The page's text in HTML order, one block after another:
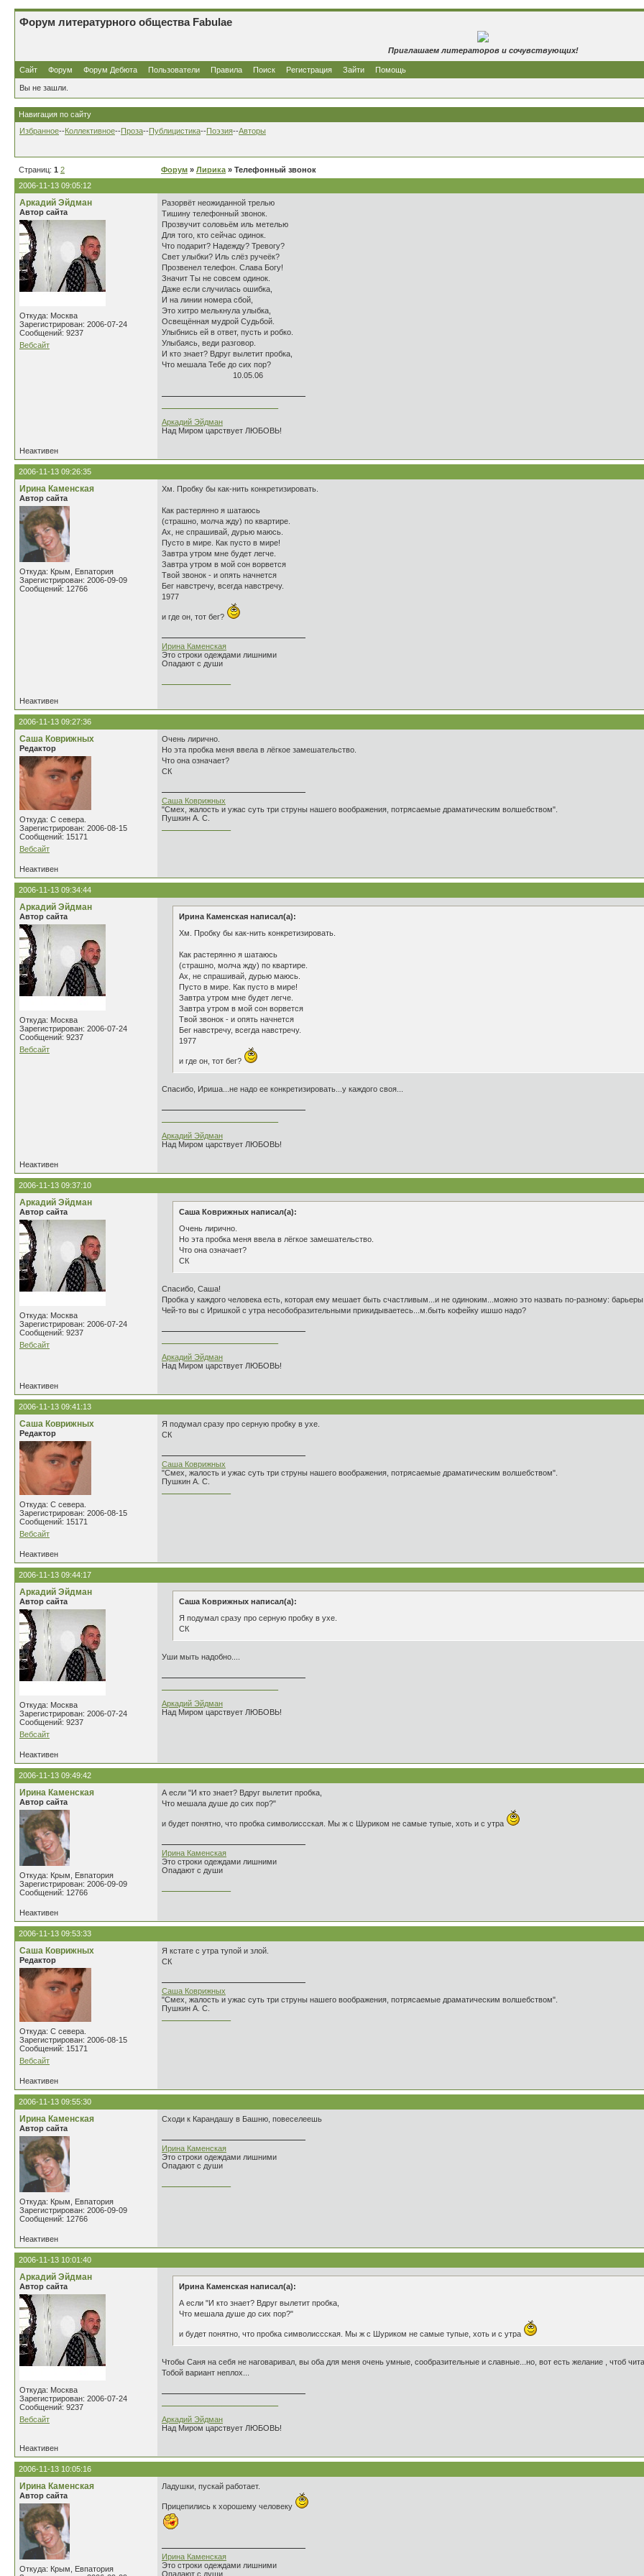
Форум литературного общества Fabulae
Приглашаем литераторов и сочувствующих!
Сайт Форум Форум Дебюта Пользователи Правила Поиск Регистрация Зайти Помощь
Вы не зашли.
Навигация по сайту
Избранное--Коллективное--Проза--Публицистика--Поэзия--Авторы
Страниц: 1 2 Форум » Лирика » Телефонный звонок
2006-11-13 09:05:12
Аркадий Эйдман
Автор сайта
Откуда: Москва
Зарегистрирован: 2006-07-24
Сообщений: 9237
Вебсайт
Разорвёт неожиданной трелью
Тишину телефонный звонок.
Прозвучит соловьём иль метелью
Для того, кто сейчас одинок.
Что подарит? Надежду? Тревогу?
Свет улыбки? Иль слёз ручеёк?
Прозвенел телефон. Слава Богу!
Значит Ты не совсем одинок.
Даже если случилась ошибка,
И на линии номера сбой,
Это хитро мелькнула улыбка,
Освещённая мудрой Судьбой.
Улыбнись ей в ответ, пусть и робко.
Улыбаясь, веди разговор.
И кто знает? Вдруг вылетит пробка,
Что мешала Тебе до сих пор?
10.05.06
Аркадий Эйдман
Над Миром царствует ЛЮБОВЬ!
Неактивен
2006-11-13 09:26:35
Ирина Каменская
Автор сайта
Откуда: Крым, Евпатория
Зарегистрирован: 2006-09-09
Сообщений: 12766
Хм. Пробку бы как-нить конкретизировать.
Как растерянно я шатаюсь
(страшно, молча жду) по квартире.
Ах, не спрашивай, дурью маюсь.
Пусто в мире. Как пусто в мире!
Завтра утром мне будет легче.
Завтра утром в мой сон ворвется
Твой звонок - и опять начнется
Бег навстречу, всегда навстречу.
1977
и где он, тот бег?
Ирина Каменская
Это строки одеждами лишними
Опадают с души
Неактивен
2006-11-13 09:27:36
Саша Коврижных
Редактор
Откуда: С севера.
Зарегистрирован: 2006-08-15
Сообщений: 15171
Вебсайт
Очень лирично.
Но эта пробка меня ввела в лёгкое замешательство.
Что она означает?
СК
Саша Коврижных
"Смех, жалость и ужас суть три струны нашего воображения, потрясаемые драматическим волшебством".
Пушкин А. С.
Неактивен
2006-11-13 09:34:44
Аркадий Эйдман
Автор сайта
Откуда: Москва
Зарегистрирован: 2006-07-24
Сообщений: 9237
Вебсайт
Ирина Каменская написал(а):
Хм. Пробку бы как-нить конкретизировать.
Как растерянно я шатаюсь
(страшно, молча жду) по квартире.
Ах, не спрашивай, дурью маюсь.
Пусто в мире. Как пусто в мире!
Завтра утром мне будет легче.
Завтра утром в мой сон ворвется
Твой звонок - и опять начнется
Бег навстречу, всегда навстречу.
1977
и где он, тот бег?
Спасибо, Ириша...не надо ее конкретизировать...у каждого своя...
Аркадий Эйдман
Над Миром царствует ЛЮБОВЬ!
Неактивен
2006-11-13 09:37:10
Аркадий Эйдман
Автор сайта
Откуда: Москва
Зарегистрирован: 2006-07-24
Сообщений: 9237
Вебсайт
Саша Коврижных написал(а):
Очень лирично.
Но эта пробка меня ввела в лёгкое замешательство.
Что она означает?
СК
Спасибо, Саша!
Пробка у каждого человека есть, которая ему мешает быть счастливым...и не одиноким...можно это назвать по-разному:
Чей-то вы с Иришкой с утра несобобразительными прикидываетесь...м.быть кофейку ишшо надо?
Аркадий Эйдман
Над Миром царствует ЛЮБОВЬ!
Неактивен
2006-11-13 09:41:13
Саша Коврижных
Редактор
Откуда: С севера.
Зарегистрирован: 2006-08-15
Сообщений: 15171
Вебсайт
Я подумал сразу про серную пробку в ухе.
СК
Саша Коврижных
"Смех, жалость и ужас суть три струны нашего воображения, потрясаемые драматическим волшебством".
Пушкин А. С.
Неактивен
2006-11-13 09:44:17
Аркадий Эйдман
Автор сайта
Откуда: Москва
Зарегистрирован: 2006-07-24
Сообщений: 9237
Вебсайт
Саша Коврижных написал(а):
Я подумал сразу про серную пробку в ухе.
СК
Уши мыть надобно....
Аркадий Эйдман
Над Миром царствует ЛЮБОВЬ!
Неактивен
2006-11-13 09:49:42
Ирина Каменская
Автор сайта
Откуда: Крым, Евпатория
Зарегистрирован: 2006-09-09
Сообщений: 12766
А если "И кто знает? Вдруг вылетит пробка,
Что мешала душе до сих пор?"
и будет понятно, что пробка символиссская. Мы ж с Шуриком не самые тупые, хоть и с утра
Ирина Каменская
Это строки одеждами лишними
Опадают с души
Неактивен
2006-11-13 09:53:33
Саша Коврижных
Редактор
Откуда: С севера.
Зарегистрирован: 2006-08-15
Сообщений: 15171
Вебсайт
Я кстате с утра тупой и злой.
СК
Саша Коврижных
"Смех, жалость и ужас суть три струны нашего воображения, потрясаемые драматическим волшебством".
Пушкин А. С.
Неактивен
2006-11-13 09:55:30
Ирина Каменская
Автор сайта
Откуда: Крым, Евпатория
Зарегистрирован: 2006-09-09
Сообщений: 12766
Сходи к Карандашу в Башню, повеселеешь
Ирина Каменская
Это строки одеждами лишними
Опадают с души
Неактивен
2006-11-13 10:01:40
Аркадий Эйдман
Автор сайта
Откуда: Москва
Зарегистрирован: 2006-07-24
Сообщений: 9237
Вебсайт
Ирина Каменская написал(а):
А если "И кто знает? Вдруг вылетит пробка,
Что мешала душе до сих пор?"
и будет понятно, что пробка символиссская. Мы ж с Шуриком не самые тупые, хоть и с утра
Чтобы Саня на себя не наговаривал, вы оба для меня очень умные, сообразительные и славные...но, вот есть желание , чтоб
Тобой вариант неплох...
Аркадий Эйдман
Над Миром царствует ЛЮБОВЬ!
Неактивен
2006-11-13 10:05:16
Ирина Каменская
Автор сайта
Откуда: Крым, Евпатория
Ладушки, пускай работает.
Прицепились к хорошему человеку
Ирина Каменская
Это строки одеждами лишними
Опадают с души